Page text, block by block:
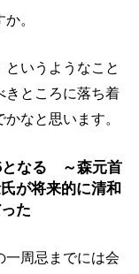
。
いうようなこと
きところに落ち着
なと思います。
となる ～森元首
が将来的に清和
た
一周忌までには会